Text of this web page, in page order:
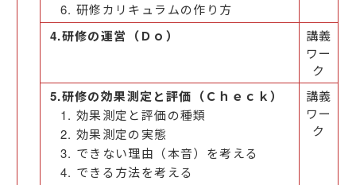
研修カリキュラムの作り方
4.研修の運営（Ｄｏ）
講義
ワー
ク
5.研修の効果測定と評価（Ｃｈｅｃｋ）
効果測定と評価の種類
効果測定の実態
できない理由（本音）を考える
できる方法を考える
講義
ワー
ク